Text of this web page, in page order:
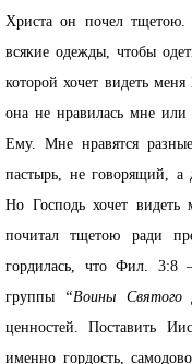
Христа он почел
всякие одежды, чтобы
которой хочет видеть
она не нравилась мне
Ему. Мне нравятся
пастырь, не говорящий, а
Но Господь хочет видеть
почитал тщетою ради
гордилась, что Фил. 3:8
группы
“Воины Святого
ценностей. Поставить
именно гордость,